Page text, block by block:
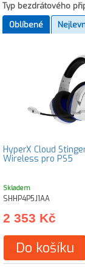
Typ bezdrátového
Oblíbené
HyperX Cloud
Wireless pro PS5
Skladem
SHHP4P5J1AA
2 353 Kč
Do košíku